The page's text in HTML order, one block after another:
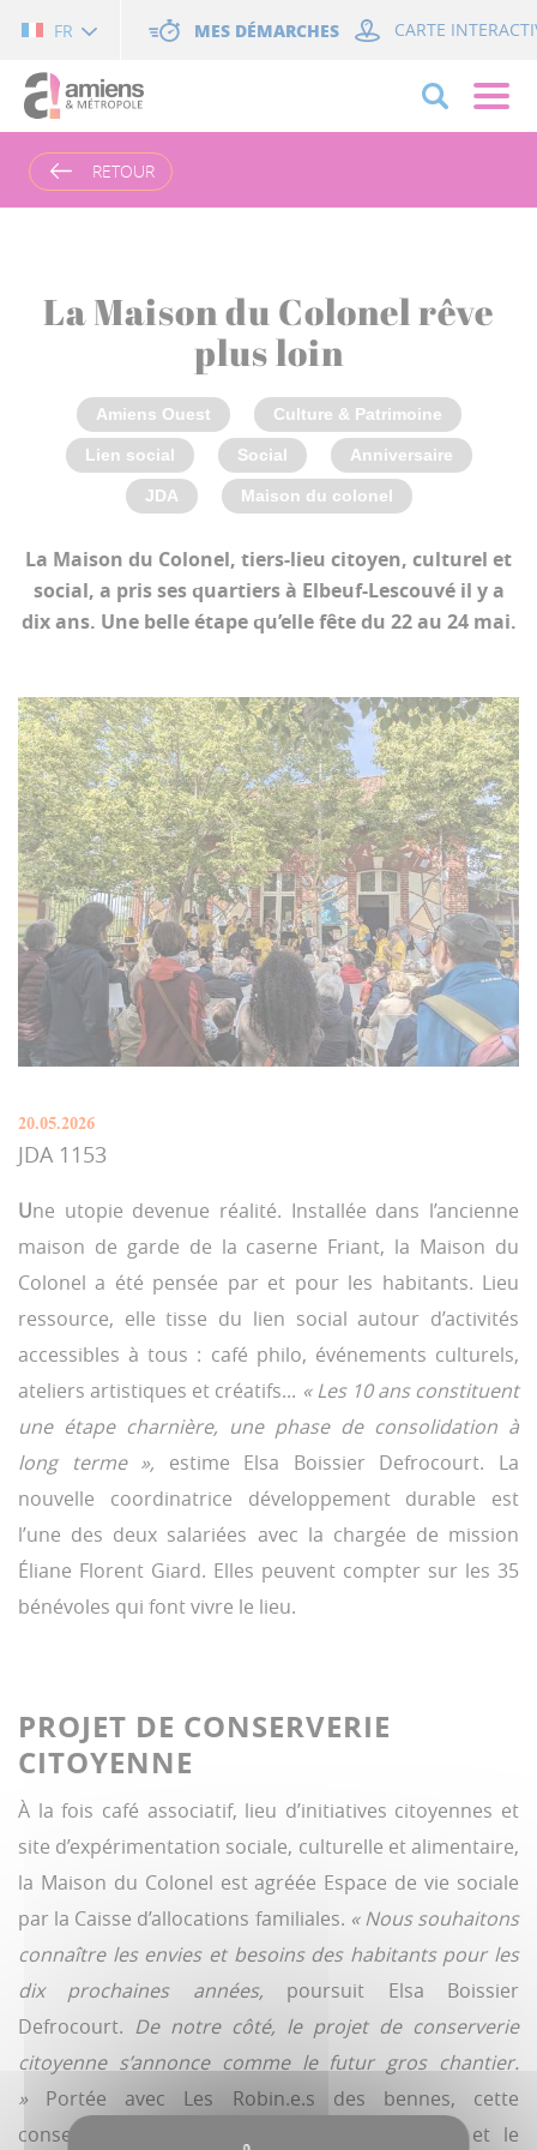
FR MES DÉMARCHES CARTE
RETOUR
La Maison du Colonel rêve
plus loin
Amiens Ouest Culture & Patrimoine
Lien social Social Anniversaire
JDA Maison du colonel
La Maison du Colonel, tiers-lieu citoyen, culturel et
social, a pris ses quartiers à Elbeuf-Lescouvé il y a
dix ans. Une belle étape qu’elle fête du 22 au 24 mai.
20.05.2026
JDA 1153
Une utopie devenue réalité. Installée dans l’ancienne
maison de garde de la caserne Friant, la Maison du
Colonel a été pensée par et pour les habitants. Lieu
ressource, elle tisse du lien social autour d’activités
accessibles à tous : café philo, événements culturels,
ateliers artistiques et créatifs... « Les 10 ans constituent
une étape charnière, une phase de consolidation à
long terme », estime Elsa Boissier Defrocourt. La
nouvelle coordinatrice développement durable est
l’une des deux salariées avec la chargée de mission
Éliane Florent Giard. Elles peuvent compter sur les 35
bénévoles qui font vivre le lieu.
PROJET DE CONSERVERIE
CITOYENNE
À la fois café associatif, lieu d’initiatives citoyennes et
site d’expérimentation sociale, culturelle et alimentaire,
la Maison du Colonel est agréée Espace de vie sociale
par la Caisse d’allocations familiales. « Nous souhaitons
connaître les envies et besoins des habitants pour les
dix prochaines années, poursuit Elsa Boissier
Defrocourt. De notre côté, le projet de conserverie
citoyenne s’annonce comme le futur gros chantier.
» Portée avec Les Robin.e.s des bennes, cette
conserverie vise à lutter contre la précarité et le